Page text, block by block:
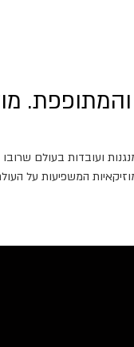
ועובדות בעולם שרובו